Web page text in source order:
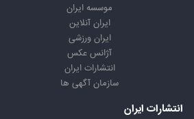
موسسه ایران
ایران آنلاین
ایران ورزشی
آژانس عکس
انتشارات ایران
سازمان آگهی ها
انتشارات ایران